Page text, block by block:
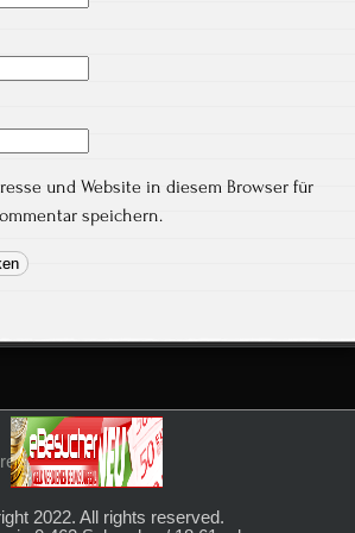
und Website in diesem Browser für
speichern.
2022. All rights reserved.